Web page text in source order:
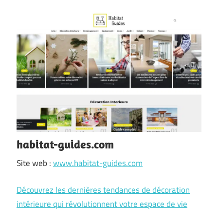
habitat-guides.com
Site web :www.habitat-guides.com
Découvrez les dernières tendances de décoration
intérieure qui révolutionnent votre espace de vie